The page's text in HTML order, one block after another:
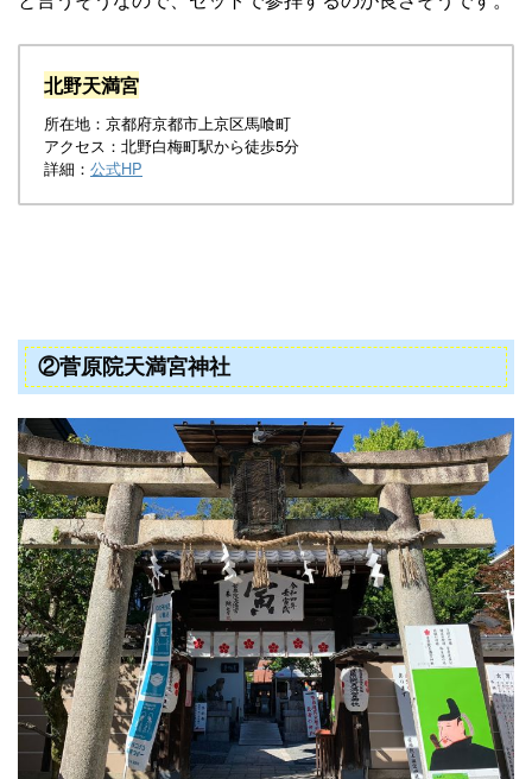
北野天満宮
所在地：京都府京都市上京区馬喰町
アクセス：北野白梅町駅から徒歩5分
詳細： 公式HP
②菅原院天満宮神社